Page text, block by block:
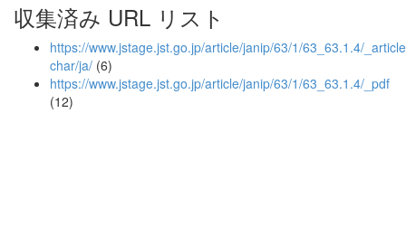
収集済み URL リスト
https://www.jstage.jst.go.jp/article/janip/63/1/63_63.1.4/
char/ja/ (6)
https://www.jstage.jst.go.jp/article/janip/63/1/63_63.1.4/_pdf
(12)